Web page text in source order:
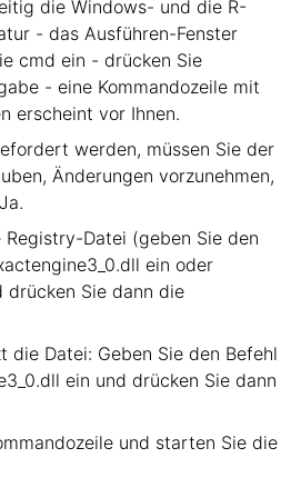
die Windows- und die R-
- das Ausführen-Fenster
cmd ein - drücken Sie
- eine Kommandozeile mit
erscheint vor Ihnen.
werden, müssen Sie der
Änderungen vorzunehmen,
Registry-Datei (geben Sie den
ein oder
drücken Sie dann die
die Datei: Geben Sie den Befehl
ein und drücken Sie dann
und starten Sie die